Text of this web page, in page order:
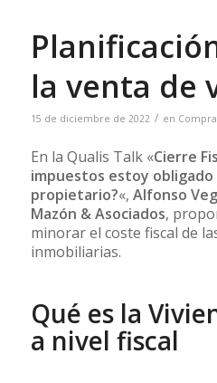
la venta de
15 de diciembre de 2022 / en
En la Qualis Talk «Cierre
impuestos estoy obligado
propietario?«, Alfonso
Mazón & Asociados,
minorar el coste fiscal de
inmobiliarias.
Qué es la
a nivel fiscal